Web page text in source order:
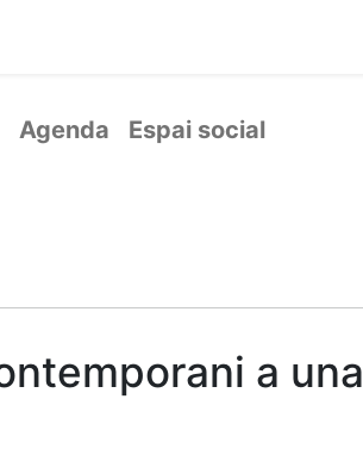
Agenda Espai social
a una